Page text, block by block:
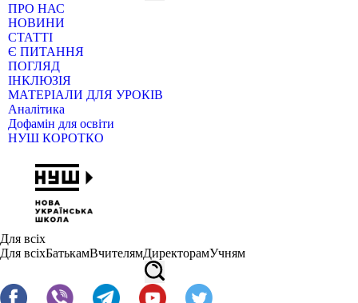
ПРО НАС
НОВИНИ
СТАТТІ
Є ПИТАННЯ
ПОГЛЯД
ІНКЛЮЗІЯ
МАТЕРІАЛИ ДЛЯ УРОКІВ
Аналітика
Дофамін для освіти
НУШ КОРОТКО
Для всіх
Для всіхБатькамВчителямДиректорамУчням